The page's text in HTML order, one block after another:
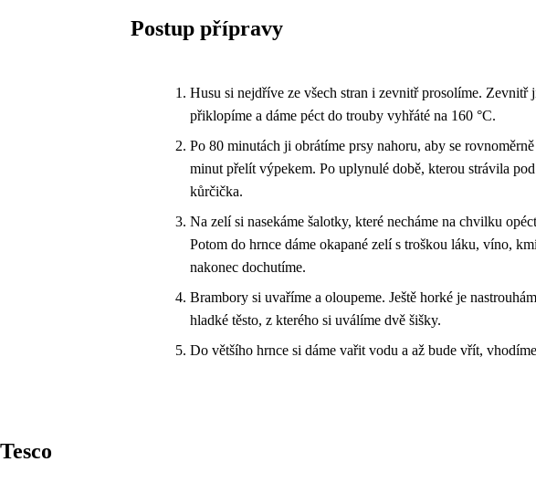
Postup přípravy
Husu si nejdříve ze všech stran i zevnitř prosolíme.
přiklopíme a dáme péct do trouby vyhřáté na 160 °C.
Po 80 minutách ji obrátíme prsy nahoru, aby se
minut přelít výpekem. Po uplynulé době, kterou strávila
kůrčička.
Na zelí si nasekáme šalotky, které necháme na chvilku
Potom do hrnce dáme okapané zelí s troškou láku, víno,
nakonec dochutíme.
Brambory si uvaříme a oloupeme. Ještě horké je
hladké těsto, z kterého si uválíme dvě šišky.
Do většího hrnce si dáme vařit vodu a až bude vřít,
Tesco